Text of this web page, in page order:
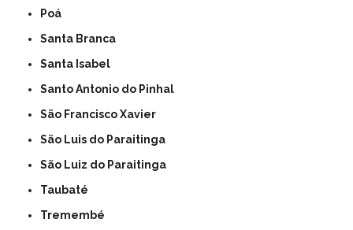
Poá
Santa Branca
Santa Isabel
Santo Antonio do Pinhal
São Francisco Xavier
São Luis do Paraitinga
São Luiz do Paraitinga
Taubaté
Tremembé